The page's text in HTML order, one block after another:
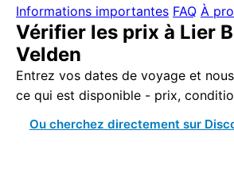
Informations importantes FAQ À
Vérifier les prix à Lier
Velden
Entrez vos dates de voyage et
ce qui est disponible - prix,
Ou cherchez directement sur